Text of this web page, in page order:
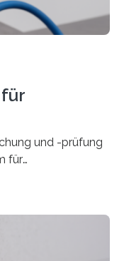
und -prüfung
für
Forschungsprojekt
dieses innovativen